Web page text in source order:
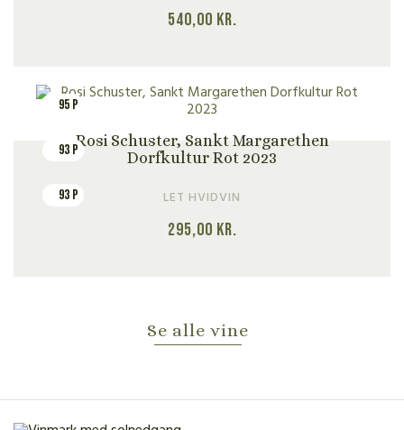
540,00 kr.
95 P
93 P
93 P
Rosi Schuster, Sankt Margarethen
Dorfkultur Rot 2023
LET HVIDVIN
295,00 kr.
Se alle vine